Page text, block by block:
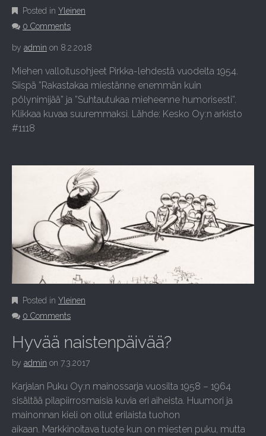
Posted in Yleinen
0 Comments
by admin on 8.2.2018
Miehen valloitusohjeet Pirkka-lehdestä vuodelta 1954.
Siispä ”Rakastakaa miestänne enemmän kuin
pölynimijää” ja ”Suhtautukaa mieheenne humorisesti”.
Klikkaa kuvaa suuremmaksi. Lähde: Kesko Oy:n arkisto
#1118
Posted in Yleinen
0 Comments
Hyvää naistenpäivää?
by admin on 7.3.2017
Karjalan Puku Oy:n mainossarja vuosilta 1958 – 1964
sisältää pilapiirrosmaisia kuvia eri aiheista. Huumori ja
mainonnan kieli on ollut erilaista tuohon
aikaan. Markkinoitava tuote kun on miesten puku, mutta